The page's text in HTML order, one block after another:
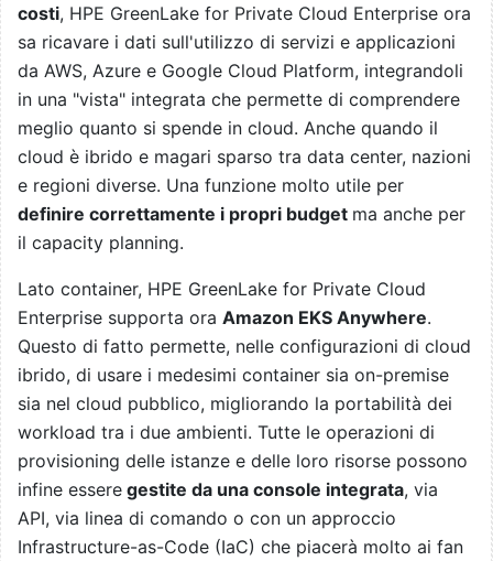
costi, HPE GreenLake for Private Cloud Enterprise ora
sa ricavare i dati sull'utilizzo di servizi e applicazioni
da AWS, Azure e Google Cloud Platform, integrandoli
in una "vista" integrata che permette di comprendere
meglio quanto si spende in cloud. Anche quando il
cloud è ibrido e magari sparso tra data center, nazioni
e regioni diverse. Una funzione molto utile per
definire correttamente i propri budget ma anche per
il capacity planning.
Lato container, HPE GreenLake for Private Cloud
Enterprise supporta ora Amazon EKS Anywhere.
Questo di fatto permette, nelle configurazioni di cloud
ibrido, di usare i medesimi container sia on-premise
sia nel cloud pubblico, migliorando la portabilità dei
workload tra i due ambienti. Tutte le operazioni di
provisioning delle istanze e delle loro risorse possono
infine essere gestite da una console integrata, via
API, via linea di comando o con un approccio
Infrastructure-as-Code (IaC) che piacerà molto ai fan